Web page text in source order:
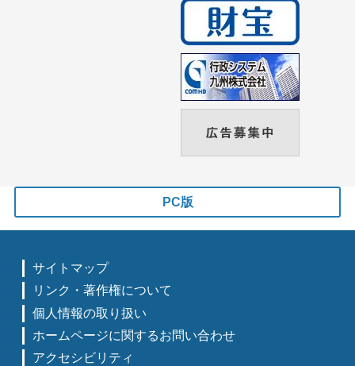
PC版
サイトマップ
リンク・著作権について
個人情報の取り扱い
ホームページに関するお問い合わせ
アクセシビリティ